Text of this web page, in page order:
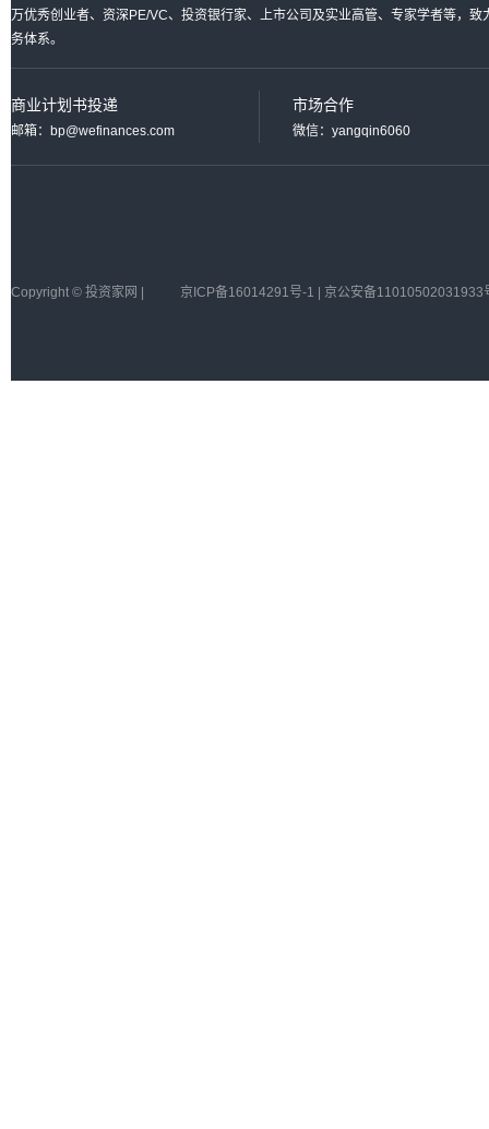
万优秀创业者、资深PE/VC、投资银行家、上市公司及实业高管、专家学者等，
务体系。
商业计划书投递
邮箱：bp@wefinances.com
市场合作
微信：yangqin6060
Copyright © 投资家网 | 京ICP备16014291号-1 | 京公安备11010502031933